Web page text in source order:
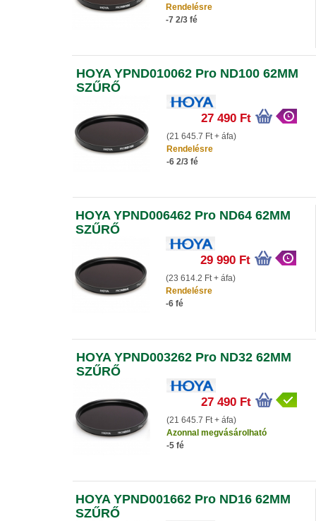
Rendelésre
-7 2/3 fé
HOYA YPND010062 Pro ND100 62MM
SZŰRŐ
27 490 Ft
(21 645.7 Ft + áfa)
Rendelésre
-6 2/3 fé
HOYA YPND006462 Pro ND64 62MM
SZŰRŐ
29 990 Ft
(23 614.2 Ft + áfa)
Rendelésre
-6 fé
HOYA YPND003262 Pro ND32 62MM
SZŰRŐ
27 490 Ft
(21 645.7 Ft + áfa)
Azonnal megvásárolható
-5 fé
HOYA YPND001662 Pro ND16 62MM
SZŰRŐ